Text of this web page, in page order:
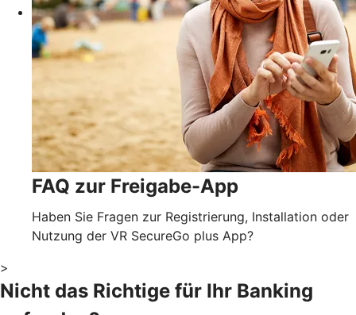
FAQ zur Freigabe-App
Haben Sie Fragen zur Registrierung, Installation oder
Nutzung der VR SecureGo plus App?
>
Nicht das Richtige für Ihr Banking